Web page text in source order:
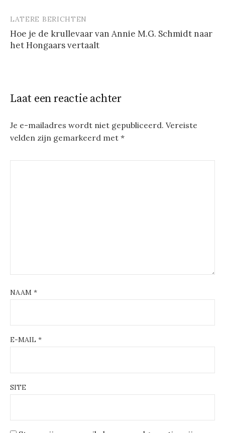
LATERE BERICHTEN
Hoe je de krullevaar van Annie M.G. Schmidt naar
het Hongaars vertaalt
Laat een reactie achter
Je e-mailadres wordt niet gepubliceerd. Vereiste
velden zijn gemarkeerd met *
NAAM *
E-MAIL *
SITE